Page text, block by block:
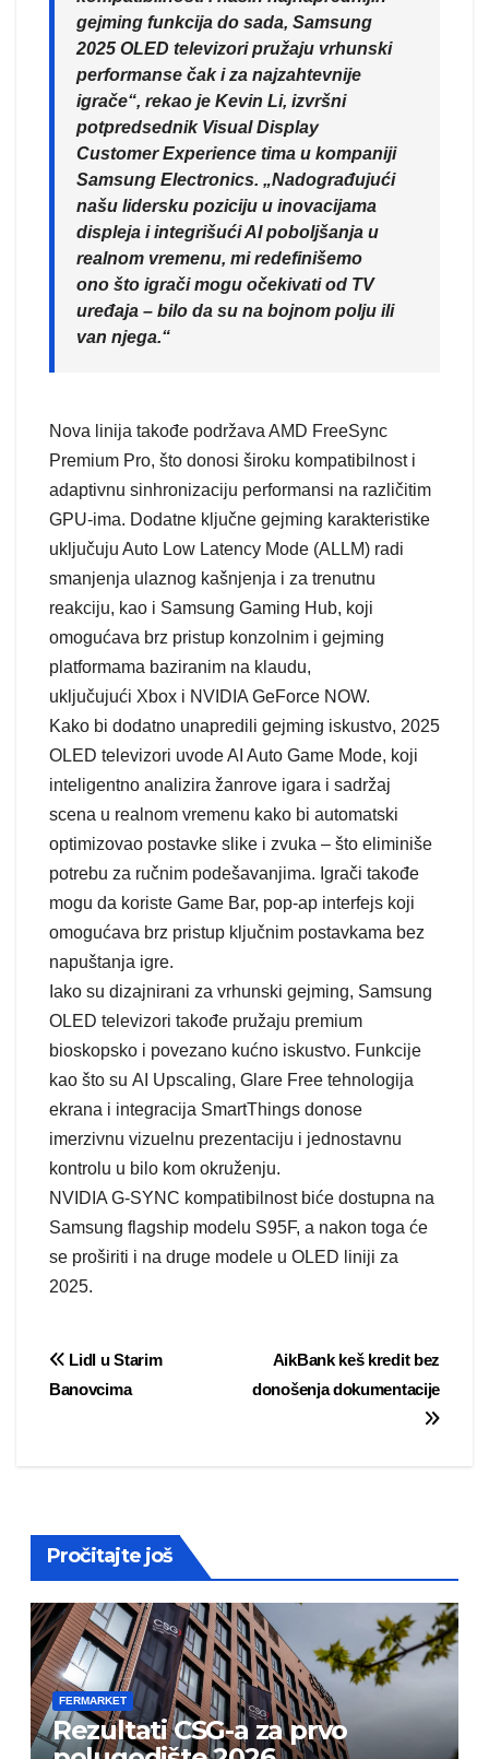
gejming funkcija do sada, Samsung
2025 OLED televizori pružaju vrhunski
performanse čak i za najzahtevnije
igrače“, rekao je Kevin Li, izvršni
potpredsednik Visual Display
Customer Experience tima u kompaniji
Samsung Electronics. „Nadograđujući
našu lidersku poziciju u inovacijama
displeja i integrišući AI poboljšanja u
realnom vremenu, mi redefinišemo
ono što igrači mogu očekivati od TV
uređaja – bilo da su na bojnom polju ili
van njega.“
Nova linija takođe podržava AMD FreeSync
Premium Pro, što donosi široku kompatibilnost i
adaptivnu sinhronizaciju performansi na različitim
GPU-ima. Dodatne ključne gejming karakteristike
uključuju Auto Low Latency Mode (ALLM) radi
smanjenja ulaznog kašnjenja i za trenutnu
reakciju, kao i Samsung Gaming Hub, koji
omogućava brz pristup konzolnim i gejming
platformama baziranim na klaudu,
uključujući Xbox i NVIDIA GeForce NOW.
Kako bi dodatno unapredili gejming iskustvo, 2025
OLED televizori uvode AI Auto Game Mode, koji
inteligentno analizira žanrove igara i sadržaj
scena u realnom vremenu kako bi automatski
optimizovao postavke slike i zvuka – što eliminiše
potrebu za ručnim podešavanjima. Igrači takođe
mogu da koriste Game Bar, pop-ap interfejs koji
omogućava brz pristup ključnim postavkama bez
napuštanja igre.
Iako su dizajnirani za vrhunski gejming, Samsung
OLED televizori takođe pružaju premium
bioskopsko i povezano kućno iskustvo. Funkcije
kao što su AI Upscaling, Glare Free tehnologija
ekrana i integracija SmartThings donose
imerzivnu vizuelnu prezentaciju i jednostavnu
kontrolu u bilo kom okruženju.
NVIDIA G-SYNC kompatibilnost biće dostupna na
Samsung flagship modelu S95F, a nakon toga će
se proširiti i na druge modele u OLED liniji za
2025.
Post
AikBank keš kredit bez
donošenja dokumentacije
Lidl u Starim
Banovcima
Pročitajte još
FERMARKET
Rezultati CSG-a za prvo